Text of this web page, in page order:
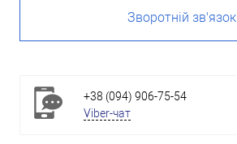
Зворотній зв'язок
+38 (094) 906-75-54
Viber-чат